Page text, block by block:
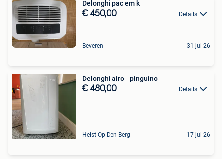
Delonghi pac em k
€ 450,00 Details
Beveren 31 jul 26
Delonghi airo - pinguino
€ 480,00 Details
Heist-Op-Den-Berg 17 jul 26